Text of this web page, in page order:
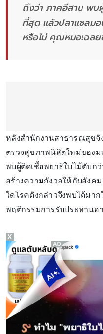
ถึงว่า ภาคอีสาน พบ
ที่สุด แล้วปลาแซลม
หรือไม่ คุณหมอเฉลย
หลังสำนักงานสาธารณสุขจั
ตรวจสุขภาพนิสิตใหม่ของ
พบผู้ติดเชื้อพยาธิใบไม้ตับก
สร้างความกังวลให้กับสังค
ใดโรคดังกล่าวจึงพบได้มา
พฤติกรรมการรับประทานอ
X